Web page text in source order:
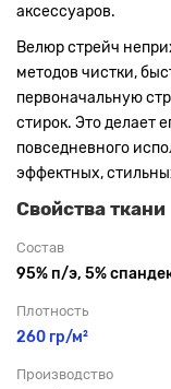
аксессуаров.
Велюр стрейч
методов чистки,
первоначальную
стирок. Это делает
повседневного
эффектных,
Свойства ткани
Состав
95% п/э, 5%
Плотность
260 гр/м²
Производство